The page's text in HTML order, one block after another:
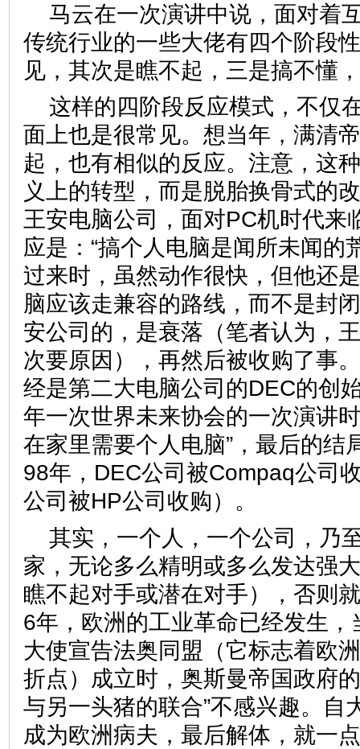
马云在一次演讲中说，面对着
传统行业的一些大佬有四个阶段
见，其次是瞧不起，三是搞不懂
这样的四阶段反应模式，不仅
面上也是很常见。想当年，满清
起，也有相似的反应。注意，这
义上的转型，而是脱胎换骨式的
王安电脑公司，面对PC机时代来
应是：“搞个人电脑是闻所未闻的
过来时，虽然动作很快，但他还
脑应该走兼容的路线，而不是封
安公司的，是衰落（笔者认为，
次要原因），再然后被收购了事
经是第二大电脑公司的DEC的创
年一次世界未来协会的一次演讲
在家里需要个人电脑”，最后的结
98年，DEC公司被Compaq公司
公司被HP公司收购）。
其实，一个人，一个公司，乃
家，无论多么精明或多么发达强
瞧不起对手或潜在对手），否则
6年，欧洲的工业革命已经发生
大使宣告法奥同盟（它标志着欧
折点）成立时，奥斯曼帝国政府
与另一头猪的联合”不感兴趣。自
成为欧洲病夫，最后解体，就一